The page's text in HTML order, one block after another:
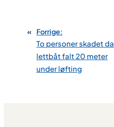
« Forrige:
To personer skadet da
lettbåt falt 20 meter
under løfting